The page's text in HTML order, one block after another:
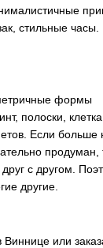
стильные часы.
формы
полоски, клетка
Если больше
продуман,
с другом.
другие.
или